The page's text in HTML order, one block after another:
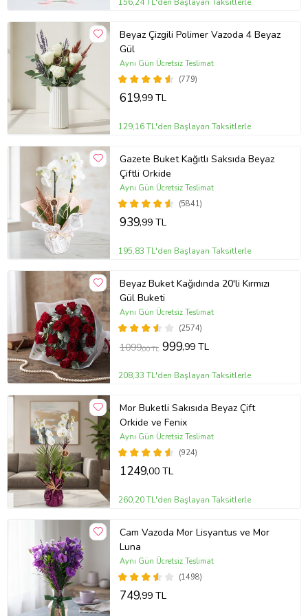
Dikkat Edilmesi Gerekenler
Direkt güneş ışığından kaçının (yaprak yanıkları olabilir)
Uzun süre susuz bırakmak ya da toprakta su birikmesi riskli
Ani ısı değişimlerine karşı dikkatli olun
Çiçeği cam yüzeye çok yakın tutarsanız yapraklar ısı farkından zarar
görebilir
Ürün Kodu:kcm77844658
Beyaz Çizgili Polimer Vazoda 4 Beyaz
Gül
(779)
Aynı Gün Ücretsiz Teslimat
619,99 TL
129,16 TL'den Başlayan Taksitlerle
Gazete Buket Kağıtlı Saksıda Beyaz
Çiftli Orkide
(5841)
Aynı Gün Ücretsiz Teslimat
939,99 TL
195,83 TL'den Başlayan Taksitlerle
Beyaz Buket Kağıdında 20'li Kırmızı
Gül Buketi
(2574)
Aynı Gün Ücretsiz Teslimat
1099,00 TL 999,99 TL
208,33 TL'den Başlayan Taksitlerle
Mor Buketli Sakısıda Beyaz Çift
Orkide ve Fenix
(924)
Aynı Gün Ücretsiz Teslimat
1249,00 TL
260,20 TL'den Başlayan Taksitlerle
Cam Vazoda Mor Lisyantus ve Mor
Luna
(1498)
Aynı Gün Ücretsiz Teslimat
749,99 TL